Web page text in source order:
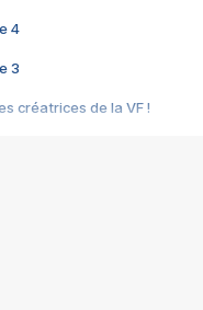
4
3
créatrices de la VF !